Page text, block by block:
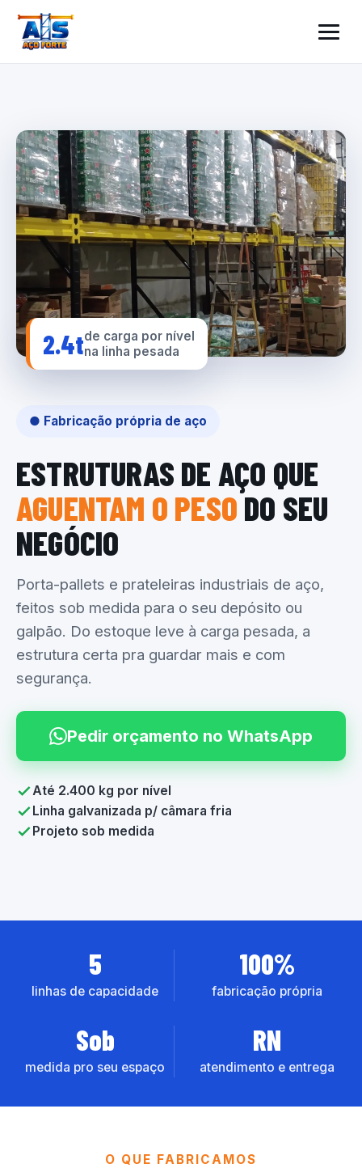
● Fabricação própria de aço
ESTRUTURAS DE AÇO QUE
AGUENTAM O PESODO SEU
NEGÓCIO
Porta-pallets e prateleiras industriais de aço,
feitos sob medida para o seu depósito ou
galpão. Do estoque leve à carga pesada, a
estrutura certa pra guardar mais e com
segurança.
Pedir orçamento no WhatsApp
Até 2.400 kg por nível
Linha galvanizada p/ câmara fria
Projeto sob medida
2.4tde carga por nível
na linha pesada
5
linhas de capacidade
100%
fabricação própria
Sob
medida pro seu espaço
RN
atendimento e entrega
O QUE FABRICAMOS